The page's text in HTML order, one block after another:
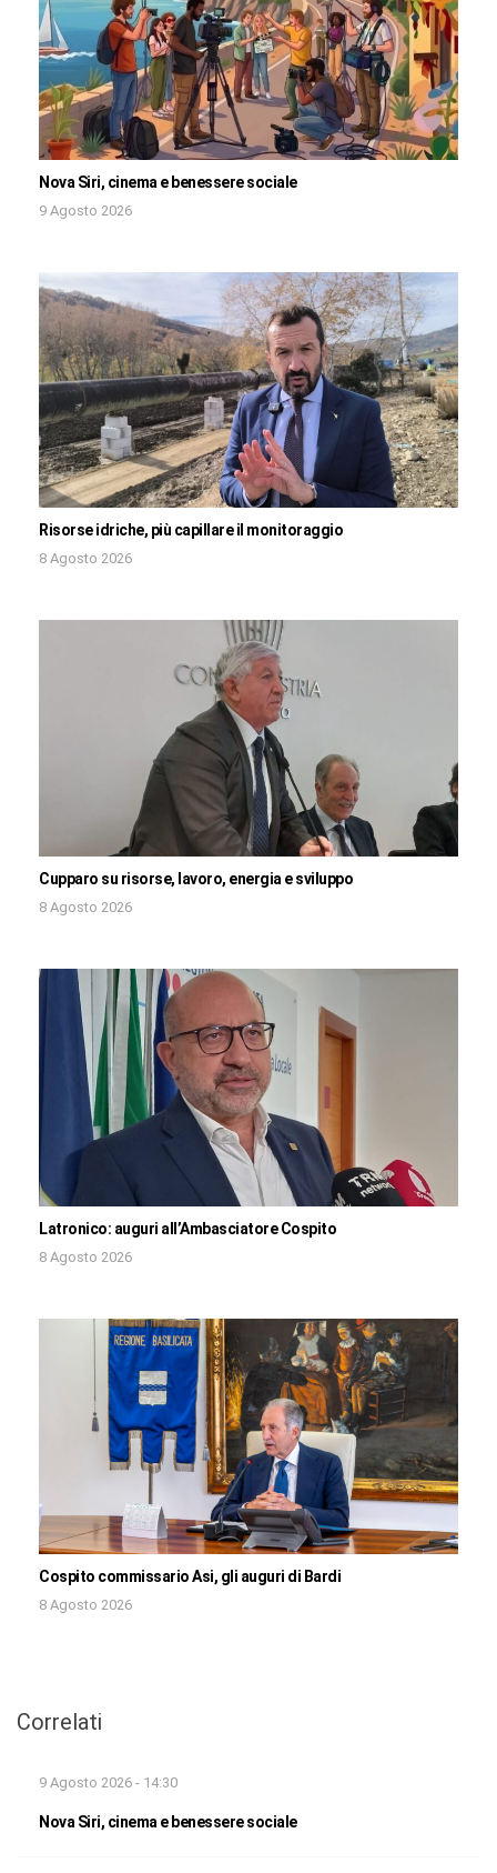
Nova Siri, cinema e benessere sociale
9 Agosto 2026
Risorse idriche, più capillare il monitoraggio
8 Agosto 2026
Cupparo su risorse, lavoro, energia e sviluppo
8 Agosto 2026
Latronico: auguri all’Ambasciatore Cospito
8 Agosto 2026
Cospito commissario Asi, gli auguri di Bardi
8 Agosto 2026
Correlati
9 Agosto 2026 - 14:30
Nova Siri, cinema e benessere sociale